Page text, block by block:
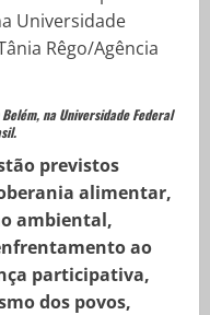
na Universidade Federal
previstos
alimentar,
ambiental,
ao
participativa,
dos povos,